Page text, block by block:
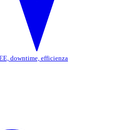
downtime, efficienza